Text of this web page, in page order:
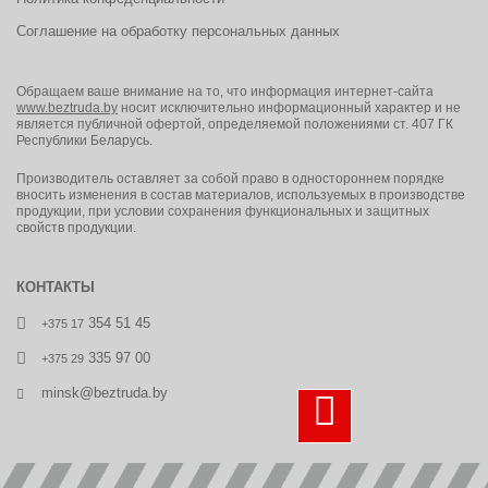
загрязнений среде;
Материалы, применяемые в маске
торцевое уплотнение- LSR литьевая силиконовая резина
(cиликон);
ремень — LSR литьевая силиконовая резина;
переговорная часть PC -поликарбонат;
уплотнительная прокладка картриджа — PU – полиуретан;
крышка выпускного клапана- ABS пластик;
мембрана выпускного клапана — SR силикон;
мембрана впускного клапана — SR силикон;
рамка линзы- ABS пластик.
Соглашение на обработку персональных данных
Обращаем ваше внимание на то, что информация интернет-сайта
www.beztruda.by носит исключительно информационный характер и не
является публичной офертой, определяемой положениями ст. 407 ГК
Республики Беларусь.
Производитель оставляет за собой право в одностороннем порядке
вносить изменения в состав материалов, используемых в производстве
продукции, при условии сохранения функциональных и защитных
свойств продукции.
КОНТАКТЫ
+375 17 354 51 45
+375 29 335 97 00
minsk@beztruda.by